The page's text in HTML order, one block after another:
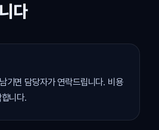
다
기면 담당자가 연락드립니다. 비용
니다.